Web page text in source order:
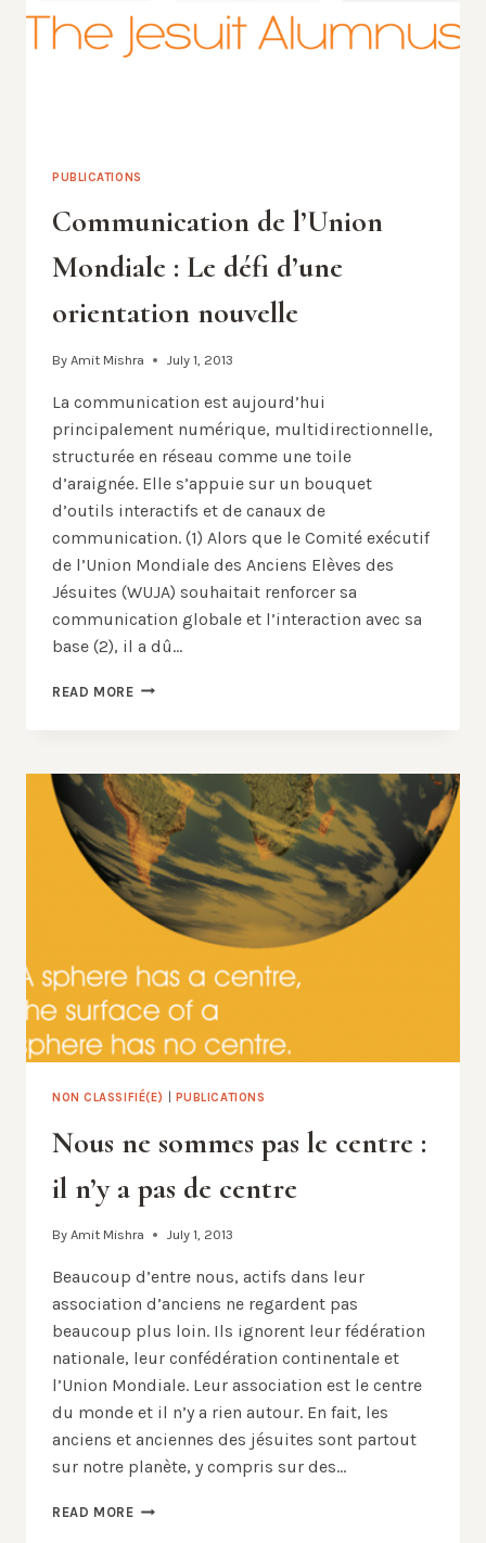
PUBLICATIONS
Communication de l’Union
Mondiale : Le défi d’une
orientation nouvelle
By Amit Mishra July 1, 2013
La communication est aujourd’hui
principalement numérique, multidirectionnelle,
structurée en réseau comme une toile
d’araignée. Elle s’appuie sur un bouquet
d’outils interactifs et de canaux de
communication. (1) Alors que le Comité exécutif
de l’Union Mondiale des Anciens Elèves des
Jésuites (WUJA) souhaitait renforcer sa
communication globale et l’interaction avec sa
base (2), il a dû…
READ MORECOMMUNICATION
:
LE
DÉFI
D’UNE
ORIENTATION
NOUVELLE
NON CLASSIFIÉ(E) PUBLICATIONS
Nous ne sommes pas le centre :
il n’y a pas de centre
By Amit Mishra July 1, 2013
Beaucoup d’entre nous, actifs dans leur
association d’anciens ne regardent pas
beaucoup plus loin. Ils ignorent leur fédération
nationale, leur confédération continentale et
l’Union Mondiale. Leur association est le centre
du monde et il n’y a rien autour. En fait, les
anciens et anciennes des jésuites sont partout
sur notre planète, y compris sur des…
READ MORENOUS